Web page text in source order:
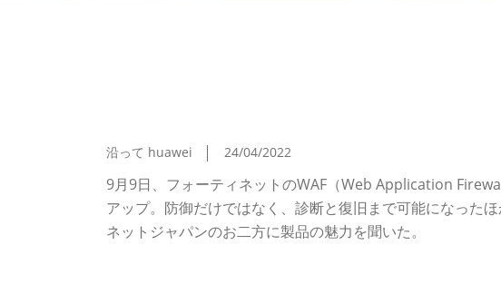
沿って huawei 24/04/2022
9月9日、フォーティネットのWAF（Web Application
アップ。防御だけではなく、診断と復旧まで可能になった
ネットジャパンのお二方に製品の魅力を聞いた。